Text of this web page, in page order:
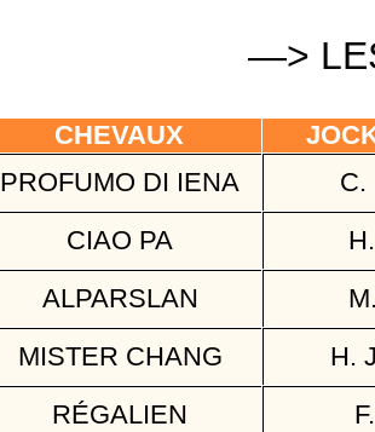
—>
CHEVAUX
PROFUMO DI IENA
C.
CIAO PA
ALPARSLAN
MISTER CHANG
H.
RÉGALIEN